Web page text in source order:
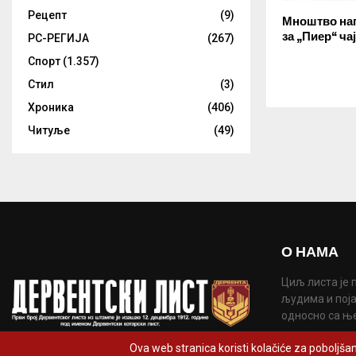
Мноштво
за „Пиер“
Рецепт
(9)
РС-РЕГИЈА
(267)
Спорт (1.357)
Стил
(3)
Хроника
(406)
Читуље
(49)
О НАМА
Циљ листа
људима и
односно са
Контакт:
Ova web stranica koristi kolačiće za